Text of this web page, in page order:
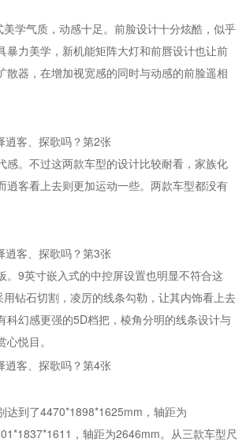
学气质，动感十足。前脸设计十分炫酷，似乎
力美学，新机能矩阵大灯和前唇设计也让前
器，在增加视宽感的同时与动感的前脸遥相
。不过这两款车型的设计比较耐看，家族化
客看上去则更加运动一些。两款车型都没有
9英寸嵌入式的中控屏设置也明显不符合这
钻石切割，凌厉的线条勾勒，让其内饰看上去
幻感更强的5D档把，棱角分明的线条设计与
悦目。
达到了4470*1898*1625mm，轴距为
，轴距为2646mm。从三款车型尺